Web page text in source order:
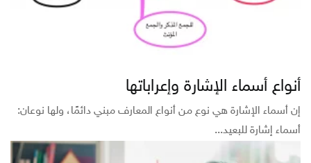
أنواع أسماء الإشارة وإعراباتها
إن أسماء الإشارة هي نوع من أنواع المعارف مبني دائمًا، ولها نوعان:
أسماء إشارة للبعيد...